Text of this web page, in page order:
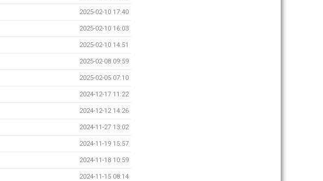
2025-02-10 17:40
2025-02-10 16:03
2025-02-10 14:51
2025-02-08 09:59
2025-02-05 07:10
2024-12-17 11:22
2024-12-12 14:26
2024-11-27 13:02
2024-11-19 15:57
2024-11-18 10:59
2024-11-15 08:14